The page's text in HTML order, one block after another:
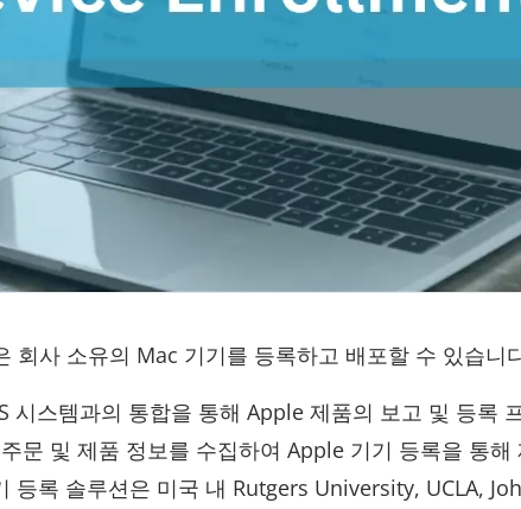
회사 소유의 Mac 기기를 등록하고 배포할 수 있습니
스템과의 통합을 통해 Apple 제품의 보고 및 등록
문 및 제품 정보를 수집하여 Apple 기기 등록을 통해
록 솔루션은 미국 내 Rutgers University, UCLA,